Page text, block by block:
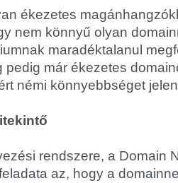
ékezetes
nem könnyű olyan
maradéktalanul
pedig már ékezetes
némi könnyebbséget
rendszere, a Domain
az, hogy a